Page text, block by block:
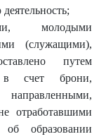
молодыми
(служащими),
путем
в счет брони,
отработавшими
об образовании